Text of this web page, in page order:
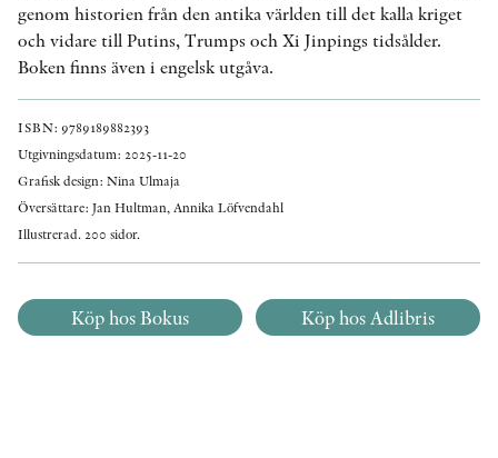
genom historien från den antika världen till det kalla kriget
och vidare till Putins, Trumps och Xi Jinpings tidsålder.
Boken finns även i engelsk utgåva.
ISBN: 9789189882393
Utgivningsdatum: 2025-11-20
Grafisk design: Nina Ulmaja
Översättare: Jan Hultman, Annika Löfvendahl
Illustrerad. 200 sidor.
Köp hos Bokus Köp hos Adlibris